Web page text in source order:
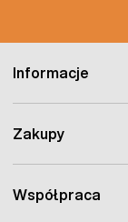
Informacje
Zakupy
Współpraca